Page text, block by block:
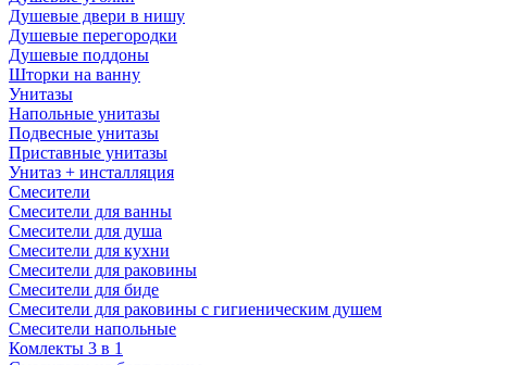
Душевые двери в нишу
Душевые перегородки
Душевые поддоны
Шторки на ванну
Унитазы
Напольные унитазы
Подвесные унитазы
Приставные унитазы
Унитаз + инсталляция
Смесители
Смесители для ванны
Смесители для душа
Смесители для кухни
Смесители для раковины
Смесители для биде
Смесители для раковины с гигиеническим душем
Смесители напольные
Комлекты 3 в 1